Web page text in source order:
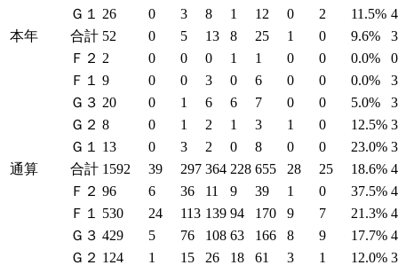
Ｇ１ 26 0 3 8 1 12 0 2 11.5%
本年
合計 52 0 5 13 8 25 1 0 9.6%
Ｆ２ 2 0 0 0 1 1 0 0 0.0%
Ｆ１
9 0 0 3 0 6 0 0 0.0%
Ｇ３ 20 0 1 6 6 7 0 0 5.0%
Ｇ２ 8 0 1 2 1 3 1 0 12.5%
Ｇ１
13 0 3 2 0 8 0 0 23.0%
通算
合計 1592 39 297 364 228 655 28 25 18.6%
Ｆ２ 96 6 36 11 9 39 1 0 37.5%
Ｆ１
530 24 113 139 94 170 9 7 21.3%
Ｇ３ 429 5 76 108 63 166 8 9 17.7%
Ｇ２ 124 1 15 26 18 61 3 1 12.0%